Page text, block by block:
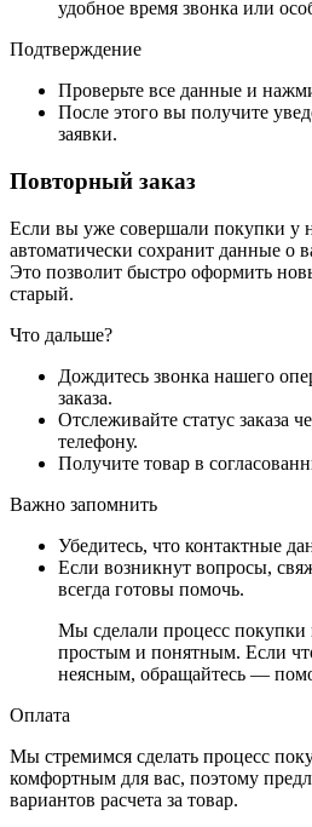
удобное время звонка или
Подтверждение
Проверьте все данные и
После этого вы получите
заявки.
Повторный заказ
Если вы уже совершали покупки у
автоматически сохранит данные о
Это позволит быстро оформить
старый.
Что дальше?
Дождитесь звонка нашего
заказа.
Отслеживайте статус заказа
телефону.
Получите товар в
Важно запомнить
Убедитесь, что контактные
Если возникнут вопросы,
всегда готовы помочь.
Мы сделали процесс покупки
простым и понятным. Если
неясным, обращайтесь —
Оплата
Мы стремимся сделать процесс
комфортным для вас, поэтому
вариантов расчета за товар.